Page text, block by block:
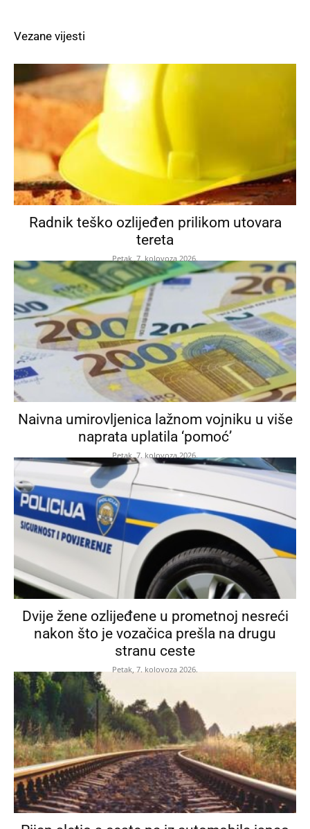
Vezane vijesti
Radnik teško ozlijeđen prilikom utovara
tereta
Petak, 7. kolovoza 2026.
Naivna umirovljenica lažnom vojniku u više
naprata uplatila ‘pomoć’
Petak, 7. kolovoza 2026.
Dvije žene ozlijeđene u prometnoj nesreći
nakon što je vozačica prešla na drugu
stranu ceste
Petak, 7. kolovoza 2026.